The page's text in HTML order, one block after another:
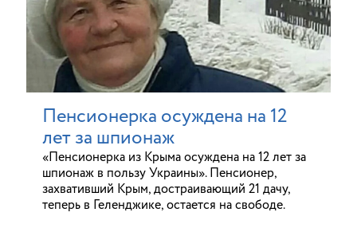
Пенсионерка осуждена на 12
лет за шпионаж
«Пенсионерка из Крыма осуждена на 12 лет за
шпионаж в пользу Украины». Пенсионер,
захвативший Крым, достраивающий 21 дачу,
теперь в Геленджике, остается на свободе.